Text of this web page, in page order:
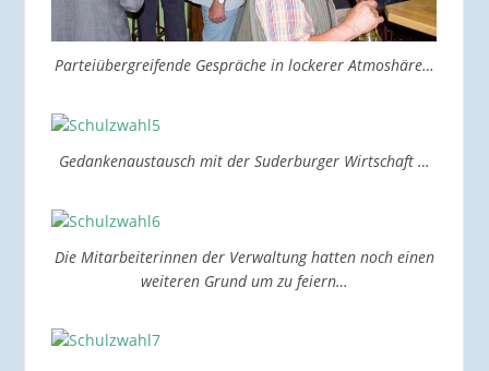
Parteiübergreifende Gespräche in lockerer Atmoshäre…
Gedankenaustausch mit der Suderburger Wirtschaft …
Die Mitarbeiterinnen der Verwaltung hatten noch einen
weiteren Grund um zu feiern…